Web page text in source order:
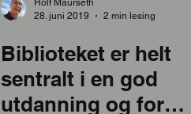
Rolf Maurseth
28. juni 2019
2 min lesing
Biblioteket er helt
sentralt i en god
utdanning og for